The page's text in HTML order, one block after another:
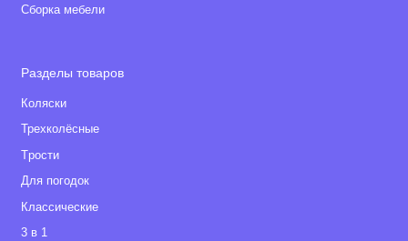
Сборка мебели
Разделы товаров
Коляски
Трехколёсные
Tрости
Для погодок
Классические
3 в 1